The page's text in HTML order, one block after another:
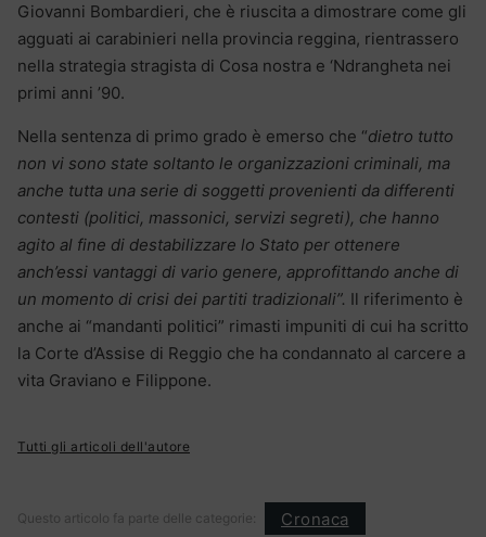
Giovanni Bombardieri, che è riuscita a dimostrare come gli
agguati ai carabinieri nella provincia reggina, rientrassero
nella strategia stragista di Cosa nostra e ‘Ndrangheta nei
primi anni ’90.
Nella sentenza di primo grado è emerso che “dietro tutto
non vi sono state soltanto le organizzazioni criminali, ma
anche tutta una serie di soggetti provenienti da differenti
contesti (politici, massonici, servizi segreti), che hanno
agito al fine di destabilizzare lo Stato per ottenere
anch’essi vantaggi di vario genere, approfittando anche di
un momento di crisi dei partiti tradizionali”. Il riferimento è
anche ai “mandanti politici” rimasti impuniti di cui ha scritto
la Corte d’Assise di Reggio che ha condannato al carcere a
vita Graviano e Filippone.
Tutti gli articoli dell'autore
Questo articolo fa parte delle categorie: Cronaca